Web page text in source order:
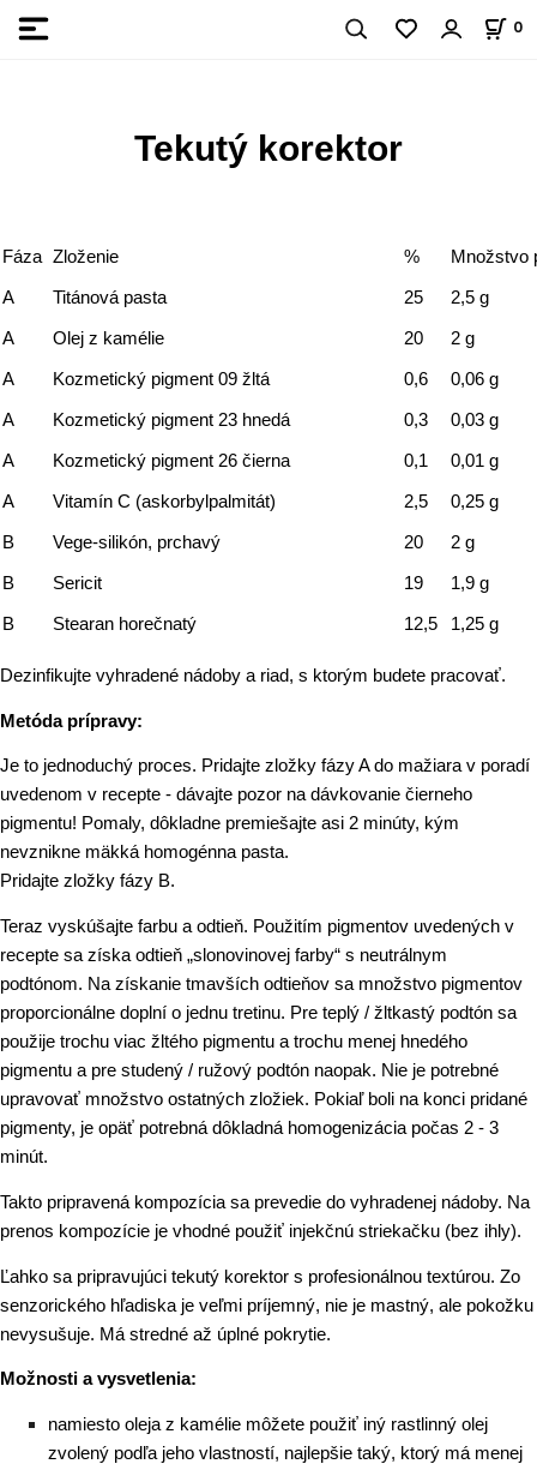
0
Tekutý korektor
Fáza Zloženie %
Množstvo
A
Titánová pasta 25
2,5 g
A
Olej z kamélie 20
2 g
A
Kozmetický pigment 09 žltá 0,6
0,06 g
A
Kozmetický pigment 23 hnedá 0,3
0,03 g
A
Kozmetický pigment 26 čierna 0,1
0,01 g
A
Vitamín C (askorbylpalmitát) 2,5
0,25 g
B
Vege-silikón, prchavý 20
2 g
B
Sericit 19
1,9 g
B
Stearan horečnatý 12,5 1,25 g
Dezinfikujte vyhradené nádoby a riad, s ktorým budete pracovať.
Metóda prípravy:
Je to jednoduchý proces. Pridajte zložky fázy A do mažiara v poradí
uvedenom v recepte - dávajte pozor na dávkovanie čierneho
pigmentu! Pomaly, dôkladne premiešajte asi 2 minúty, kým
nevznikne mäkká homogénna pasta.
Pridajte zložky fázy B.
Teraz vyskúšajte farbu a odtieň. Použitím pigmentov uvedených v
recepte sa získa odtieň „slonovinovej farby“ s neutrálnym
podtónom. Na získanie tmavších odtieňov sa množstvo pigmentov
proporcionálne doplní o jednu tretinu. Pre teplý / žltkastý podtón sa
použije trochu viac žltého pigmentu a trochu menej hnedého
pigmentu a pre studený / ružový podtón naopak. Nie je potrebné
upravovať množstvo ostatných zložiek. Pokiaľ boli na konci pridané
pigmenty, je opäť potrebná dôkladná homogenizácia počas 2 - 3
minút.
Takto pripravená kompozícia sa prevedie do vyhradenej nádoby. Na
prenos kompozície je vhodné použiť injekčnú striekačku (bez ihly).
Ľahko sa pripravujúci tekutý korektor s profesionálnou textúrou. Zo
senzorického hľadiska je veľmi príjemný, nie je mastný, ale pokožku
nevysušuje. Má stredné až úplné pokrytie.
Možnosti a vysvetlenia:
namiesto oleja z kamélie môžete použiť iný rastlinný olej
zvolený podľa jeho vlastností, najlepšie taký, ktorý má menej